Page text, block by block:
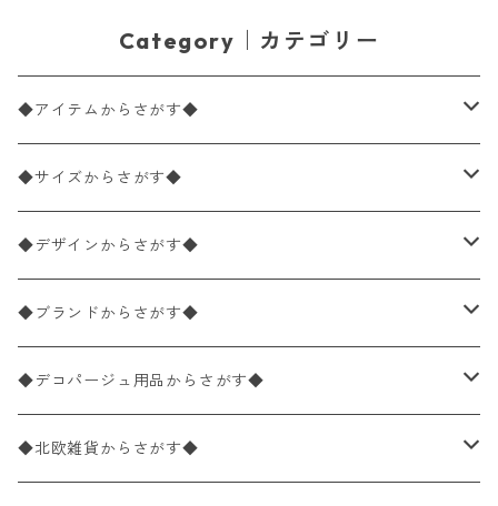
Category｜カテゴリー
◆アイテムからさがす◆
ペーパーナプキン2枚バラ売り
ペーパーナプキン1枚バラ売り
ペーパーナプキン20枚入りパック
ペーパーナプキン10枚入りパック
ライスペーパー
◆サイズからさがす◆
33×33cm（ランチサイズ）
バラ売り
パック売り
25×25cm（カクテルサイズ）
バラ売り
パック売り
40×40cm（ディナーサイズ）
バラ売り
21×21cm（ポケットサイズ）
◆デザインからさがす◆
花柄
植物・グリーン柄
動物・鳥・昆虫・蝶柄
◆ブランドからさがす◆
ドイツ製 IHR/イア
ランチサイズ
ドイツ製 Ambiente/アンビエンテ
◆デコパージュ用品からさがす◆
デコパージュ液
◆北欧雑貨からさがす◆